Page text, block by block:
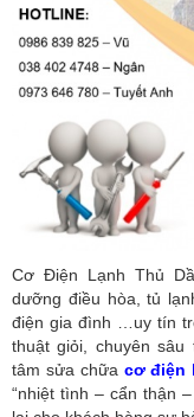
Cơ Điện Lạnh Thủ
dưỡng điều hòa, tủ
điện gia đình …uy tín
thuật giỏi, chuyên
tâm sửa chữa cơ điện
“nhiệt tình – cẩn thận